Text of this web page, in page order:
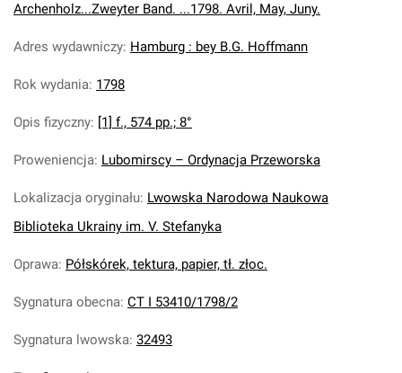
Archenholz...Zweyter Band. ...1798. Avril, May, Juny.
Adres wydawniczy: Hamburg : bey B.G. Hoffmann
Rok wydania: 1798
Opis fizyczny: [1] f., 574 pp.; 8°
Proweniencja: Lubomirscy – Ordynacja Przeworska
Lokalizacja oryginału: Lwowska Narodowa Naukowa
Biblioteka Ukrainy im. V. Stefanyka
Oprawa: Półskórek, tektura, papier, tł. złoc.
Sygnatura obecna: CT I 53410/1798/2
Sygnatura lwowska: 32493